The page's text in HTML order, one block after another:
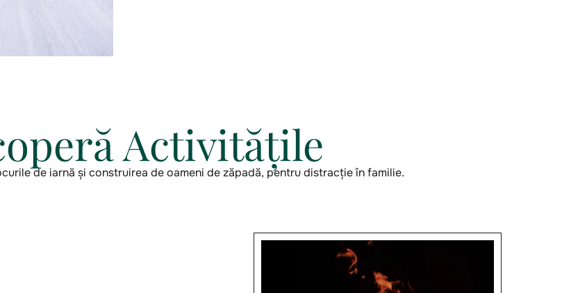
Activitățile
de iarnă și construirea de oameni de zăpadă, pentru distracție în familie.